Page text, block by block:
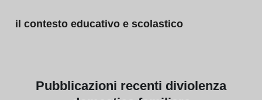
il contesto educativo e scolastico
Pubblicazioni recenti diviolenza